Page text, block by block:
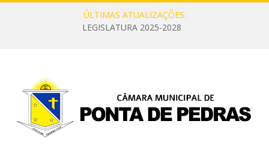
ÚLTIMAS ATUALIZAÇÕES:
LEGISLATURA 2025-2028